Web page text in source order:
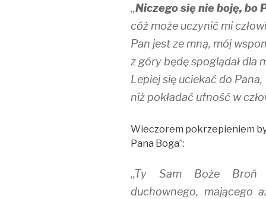
,,Niczego się nie boję, bo
cóż może uczynić mi
Pan jest ze mną, mój
z góry będę spoglądał dla
Lepiej się uciekać do Pana,
niż pokładać ufność w
Wieczorem pokrzepieniem
Pana Boga”:
,,Ty Sam Boże Broń
duchownego, mającego